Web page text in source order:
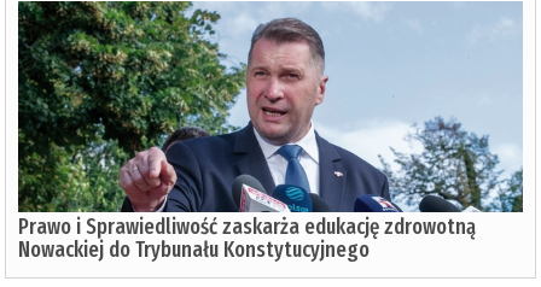
Prawo i Sprawiedliwość zaskarża edukację zdrowotną
Nowackiej do Trybunału Konstytucyjnego